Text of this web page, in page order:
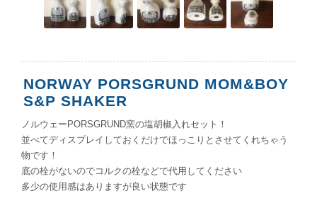
NORWAY PORSGRUND MOM&BOY
S&P SHAKER
ノルウェーPORSGRUND窯の塩胡椒入れセット！
並べてディスプレイしておくだけでほっこりとさせてくれちゃう
物です！
底の栓がないのでコルクの栓などで代用してください
多少の使用感はありますが良い状態です